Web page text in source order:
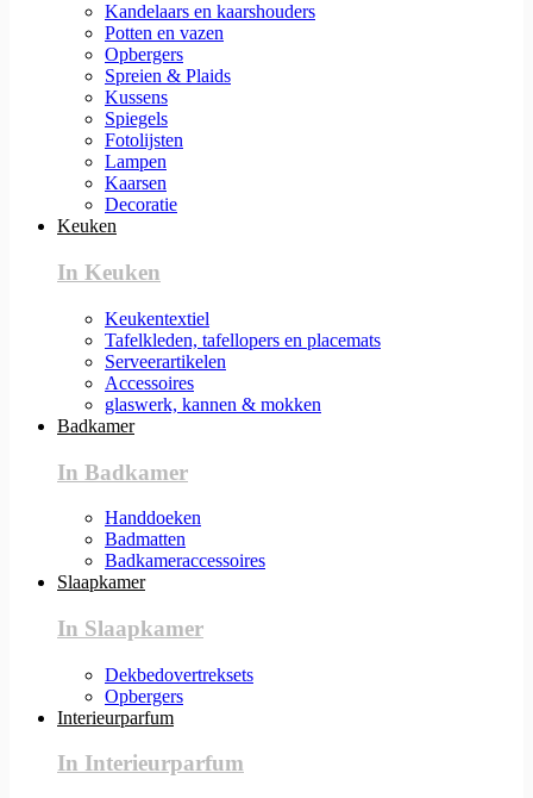
Kandelaars en kaarshouders
Potten en vazen
Opbergers
Spreien & Plaids
Kussens
Spiegels
Fotolijsten
Lampen
Kaarsen
Decoratie
Keuken
In Keuken
Keukentextiel
Tafelkleden, tafellopers en placemats
Serveerartikelen
Accessoires
glaswerk, kannen & mokken
Badkamer
In Badkamer
Handdoeken
Badmatten
Badkameraccessoires
Slaapkamer
In Slaapkamer
Dekbedovertreksets
Opbergers
Interieurparfum
In Interieurparfum